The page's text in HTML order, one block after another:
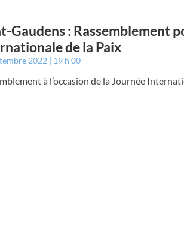
Gaudens : Rassemblement
de la Paix
2022 19 h 00
à l’occasion de la Journée